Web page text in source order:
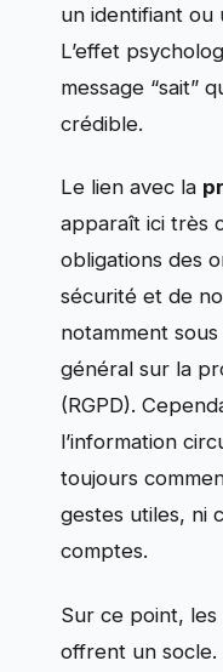
un identifiant ou
L’effet
message “sait”
crédible.
Le lien avec la
apparaît ici très
obligations des
sécurité et de
notamment
général sur la
(RGPD).
l’information
toujours
gestes utiles, ni
comptes.
Sur ce point,
offrent un socle.